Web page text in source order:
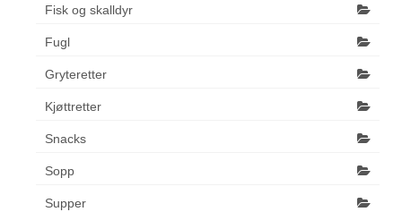
Fisk og skalldyr
Fugl
Gryteretter
Kjøttretter
Snacks
Sopp
Supper